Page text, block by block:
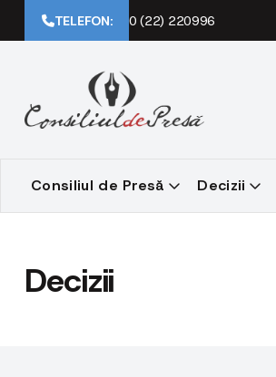
TELEFON: 0 (22) 220996
Consiliul de Presă Decizii
Decizii